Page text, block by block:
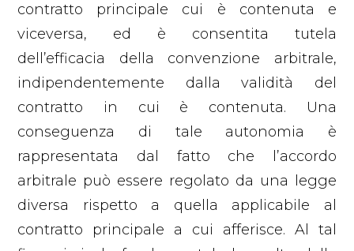
contratto principale cui è contenuta e
viceversa, ed è consentita tutela
dell’efficacia della convenzione arbitrale,
indipendentemente dalla validità del
contratto in cui è contenuta. Una
conseguenza di tale autonomia è
rappresentata dal fatto che l’accordo
arbitrale può essere regolato da una legge
diversa rispetto a quella applicabile al
contratto principale a cui afferisce. Al tal